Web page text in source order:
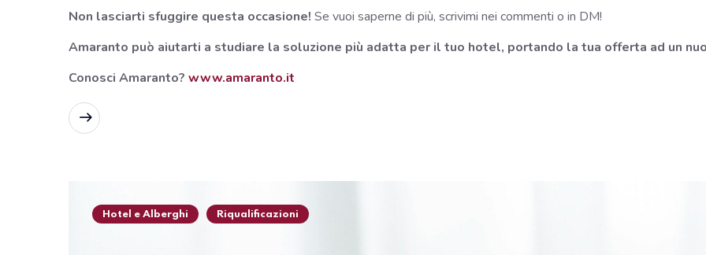
Non lasciarti sfuggire questa occasione! Se vuoi saperne di più, scrivimi nei commenti o in DM!
Amaranto può aiutarti a studiare la soluzione più adatta per il tuo hotel, portando la tua offerta ad un
Conosci Amaranto? www.amaranto.it
Hotel e Alberghi Riqualificazioni